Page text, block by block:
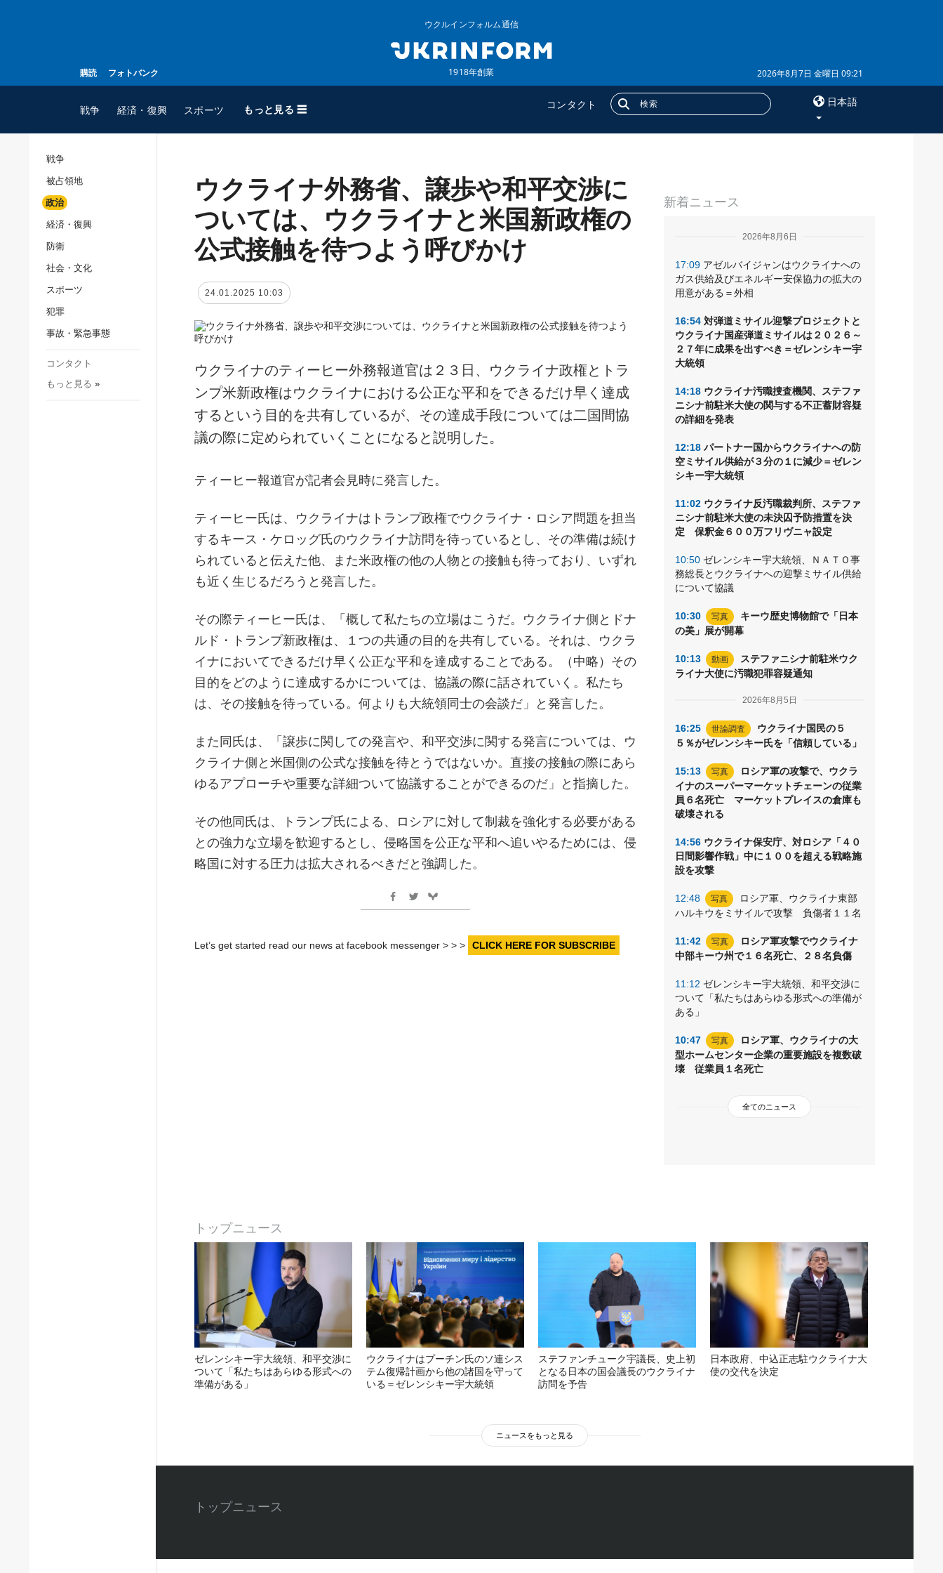
購読 フォトバンク
ウクルインフォルム通信
1918年創業 2026年8月7日 金曜日 09:21
戦争 経済・復興 スポーツ もっと見る ☰ コンタクト 日本語
スポーツ
ウクルインフォルム
ウクルインフォルムについ
コンタクト
追加
特集
インタビュー
写真
購読
戦争
被占領地
政治
経済・復興
防衛
社会・文化
スポーツ
犯罪
事故・緊急事態
コンタクト
もっと見る »
新着ニュース
2026年8月6日
17:09 アゼルバイジャンはウクライナへの
ガス供給及びエネルギー安保協力の拡大の
用意がある＝外相
16:54 対弾道ミサイル迎撃プロジェクトと
ウクライナ国産弾道ミサイルは２０２６～
２７年に成果を出すべき＝ゼレンシキー宇
大統領
14:18 ウクライナ汚職捜査機関、ステファ
ニシナ前駐米大使の関与する不正蓄財容疑
の詳細を発表
12:18 パートナー国からウクライナへの防
空ミサイル供給が３分の１に減少＝ゼレン
シキー宇大統領
11:02 ウクライナ反汚職裁判所、ステファ
ニシナ前駐米大使の未決囚予防措置を決
定 保釈金６００万フリヴニャ設定
10:50 ゼレンシキー宇大統領、ＮＡＴＯ事
務総長とウクライナへの迎撃ミサイル供給
について協議
10:30 写真
キーウ歴史博物館で「日本
の美」展が開幕
10:13 動画
ステファニシナ前駐米ウク
ライナ大使に汚職犯罪容疑通知
2026年8月5日
16:25 世論調査
ウクライナ国民の５
５％がゼレンシキー氏を「信頼している」
15:13 写真
ロシア軍の攻撃で、ウクラ
イナのスーパーマーケットチェーンの従業
員６名死亡 マーケットプレイスの倉庫も
破壊される
14:56 ウクライナ保安庁、対ロシア「４０
日間影響作戦」中に１００を超える戦略施
設を攻撃
12:48 写真
ロシア軍、ウクライナ東部
ハルキウをミサイルで攻撃 負傷者１１名
11:42 写真
ロシア軍攻撃でウクライナ
中部キーウ州で１６名死亡、２８名負傷
11:12 ゼレンシキー宇大統領、和平交渉に
ついて「私たちはあらゆる形式への準備が
ある」
10:47 写真
ロシア軍、ウクライナの大
型ホームセンター企業の重要施設を複数破
壊 従業員１名死亡
全てのニュース
ウクライナ外務省、譲歩や和平交渉に
ついては、ウクライナと米国新政権の
公式接触を待つよう呼びかけ
24.01.2025 10:03
ウクライナのティーヒー外務報道官は２３日、ウクライナ政権とトラ
ンプ米新政権はウクライナにおける公正な平和をできるだけ早く達成
するという目的を共有しているが、その達成手段については二国間協
議の際に定められていくことになると説明した。
ティーヒー報道官が記者会見時に発言した。
ティーヒー氏は、ウクライナはトランプ政権でウクライナ・ロシア問題を担当
するキース・ケロッグ氏のウクライナ訪問を待っているとし、その準備は続け
られていると伝えた他、また米政権の他の人物との接触も待っており、いずれ
も近く生じるだろうと発言した。
その際ティーヒー氏は、「概して私たちの立場はこうだ。ウクライナ側とドナ
ルド・トランプ新政権は、１つの共通の目的を共有している。それは、ウクラ
イナにおいてできるだけ早く公正な平和を達成することである。（中略）その
目的をどのように達成するかについては、協議の際に話されていく。私たち
は、その接触を待っている。何よりも大統領同士の会談だ」と発言した。
また同氏は、「譲歩に関しての発言や、和平交渉に関する発言については、ウ
クライナ側と米国側の公式な接触を待とうではないか。直接の接触の際にあら
ゆるアプローチや重要な詳細ついて協議することができるのだ」と指摘した。
その他同氏は、トランプ氏による、ロシアに対して制裁を強化する必要がある
との強力な立場を歓迎するとし、侵略国を公正な平和へ追いやるためには、侵
略国に対する圧力は拡大されるべきだと強調した。
Let’s get started read our news at facebook messenger > > > CLICK HERE FOR SUBSCRIBE
トップニュース
ゼレンシキー宇大統領、和平交渉に
ついて「私たちはあらゆる形式への
準備がある」
ウクライナはプーチン氏のソ連シス
テム復帰計画から他の諸国を守って
いる＝ゼレンシキー宇大統領
ステファンチューク宇議長、史上初
となる日本の国会議長のウクライナ
訪問を予告
日本政府、中込正志駐ウクライナ大
使の交代を決定
ニュースをもっと見る
トップニュース